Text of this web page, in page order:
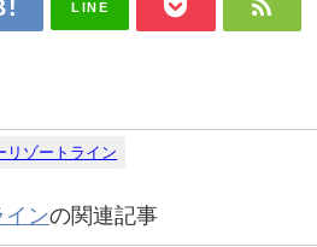
LINE
リゾートライン
インの関連記事